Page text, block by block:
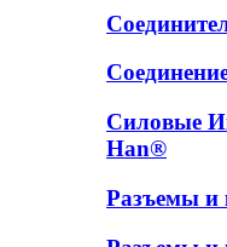
Силовые
Han®
Разъемы и